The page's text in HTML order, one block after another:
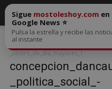
Inicio
Móstoles contará con 39
Centro de Día de la ciudad
_centro_de_dia_mayores_1
_politica_social_-
Sigue mostoleshoy.com en
Google News ⭐
Pulsa la estrella y recibe las
al instante